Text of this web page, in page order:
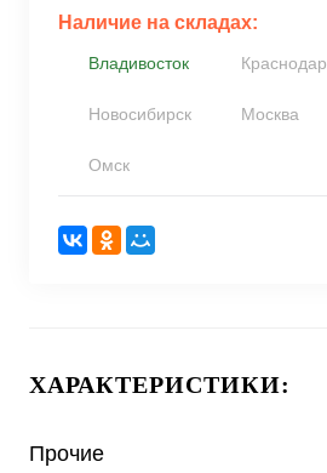
Наличие на складах:
Владивосток Краснодар
Новосибирск Москва
Омск
ХАРАКТЕРИСТИКИ:
Прочие